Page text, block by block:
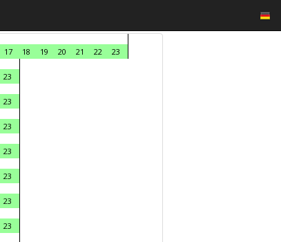
17 18 19 20 21 22
23
23
23
23
23
23
23
23